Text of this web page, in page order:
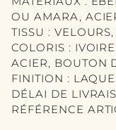
OU AMARA,
TISSU :
COLORIS :
ACIER, BOUTON
FINITION :
DÉLAI DE
RÉFÉRENCE